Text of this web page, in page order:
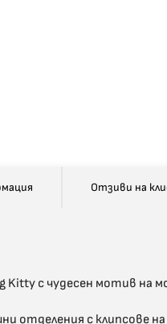
Отзиви на
Kitty с чудесен мотив на
с клипсове